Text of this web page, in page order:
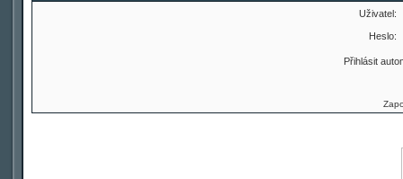
Uživatel:
Heslo:
Přihlásit